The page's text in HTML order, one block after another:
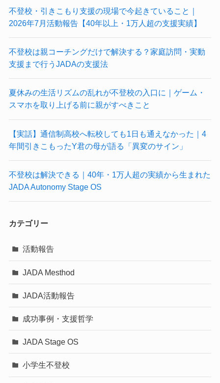
不登校・引きこもり支援の現場で今起きていること｜
2026年7月活動報告【40年以上・1万人超の支援実績】
不登校は親コーチングだけで解決する？家庭訪問・実動
支援まで行うJADAの支援法
夏休みの生活リズムの乱れが不登校の入口に｜ゲーム・
スマホを取り上げる前に親がすべきこと
【実話】通信制高校へ転校しても1日も通えなかった｜4
年間引きこもったY君の母が語る「異変のサイン」
不登校は解決できる｜40年・1万人超の実績から生まれた
JADA Autonomy Stage OS
カテゴリー
活動報告
JADA Mesthod
JADA活動報告
成功事例・支援哲学
JADA Stage OS
小学生不登校